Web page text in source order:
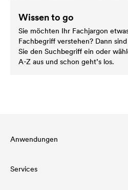
Wissen to go
Sie möchten Ihr Fachjargon
Fachbegriff verstehen? Dann
Sie den Suchbegriff ein oder
A-Z aus und schon geht’s los.
Anwendungen
Dachbeschichtung
Services